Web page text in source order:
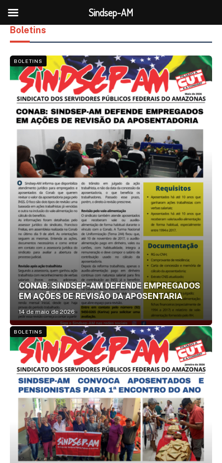
Boletins
BOLETINS
CONAB: SINDSEP-AM DEFENDE EMPREGADOS
EM AÇÕES DE REVISÃO DA APOSENTARIA
14 de maio de 2026
BOLETINS
Sindsep-AM